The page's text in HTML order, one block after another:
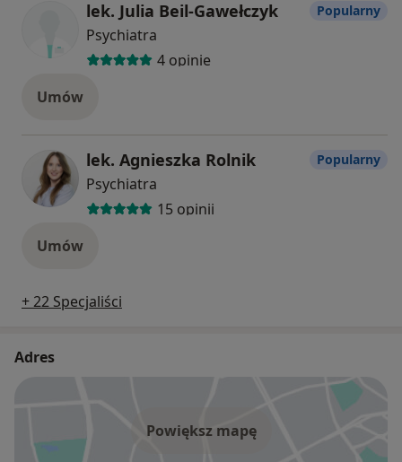
lek. Julia Beil-Gawełczyk
Psychiatra
4 opinie
Popularny
Umów
lek. Agnieszka Rolnik
Psychiatra
15 opinii
Popularny
Umów
+ 22 Specjaliści
Adres
Powiększ mapę